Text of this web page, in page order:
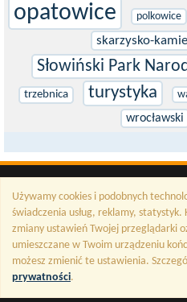
opatowice polkowice
skarzysko-
Słowiński Park
trzebnica turystyka
wrocławski
Używamy cookies i podobnych
świadczenia usług, reklamy,
zmiany ustawień Twojej przeglądarki
umieszczane w Twoim urządzeniu
możesz zmienić te ustawienia.
prywatności.